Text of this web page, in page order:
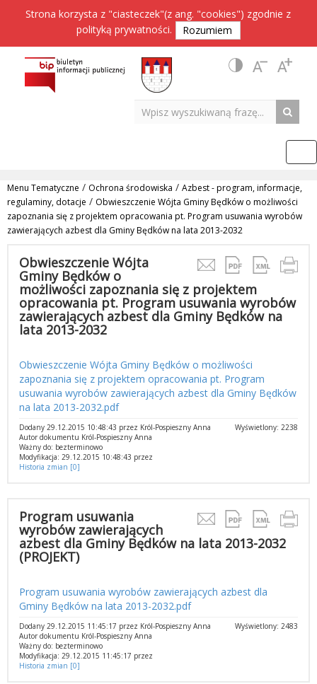
Strona korzysta z "ciasteczek"(z ang. "cookies") zgodnie z
polityką prywatności. Rozumiem
Menu Tematyczne / Ochrona środowiska / Azbest - program, informacje,
regulaminy, dotacje / Obwieszczenie Wójta Gminy Będków o możliwości
zapoznania się z projektem opracowania pt. Program usuwania wyrobów
zawierających azbest dla Gminy Będków na lata 2013-2032
Obwieszczenie Wójta
Gminy Będków o
możliwości zapoznania się z projektem
opracowania pt. Program usuwania wyrobów
zawierających azbest dla Gminy Będków na
lata 2013-2032
Obwieszczenie Wójta Gminy Będków o możliwości
zapoznania się z projektem opracowania pt. Program
usuwania wyrobów zawierających azbest dla Gminy Będków
na lata 2013-2032.pdf
Wyświetlony: 2238
Dodany 29.12.2015 10:48:43 przez Król-Pospieszny Anna
Autor dokumentu Król-Pospieszny Anna
Ważny do: bezterminowo
Modyfikacja: 29.12.2015 10:48:43 przez
Historia zmian [0]
Program usuwania
wyrobów zawierających
azbest dla Gminy Będków na lata 2013-2032
(PROJEKT)
Program usuwania wyrobów zawierających azbest dla
Gminy Będków na lata 2013-2032.pdf
Wyświetlony: 2483
Dodany 29.12.2015 11:45:17 przez Król-Pospieszny Anna
Autor dokumentu Król-Pospieszny Anna
Ważny do: bezterminowo
Modyfikacja: 29.12.2015 11:45:17 przez
Historia zmian [0]